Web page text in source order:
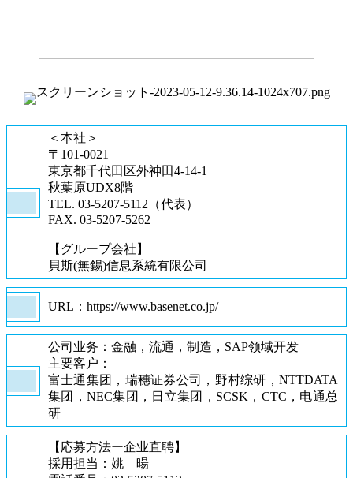
＜本社＞
〒101-0021
東京都千代田区外神田4-14-1
秋葉原UDX8階
TEL. 03-5207-5112（代表）
FAX. 03-5207-5262
【グループ会社】
貝斯(無錫)信息系統有限公司
URL：https://www.basenet.co.jp/
公司业务：金融，流通，制造，SAP领域开发
主要客户：
富士通集团，瑞穗证券公司，野村综研，NTTDATA
集团，NEC集团，日立集团，SCSK，CTC，电通总
研
【応募方法ー企业直聘】
採用担当：姚 暘